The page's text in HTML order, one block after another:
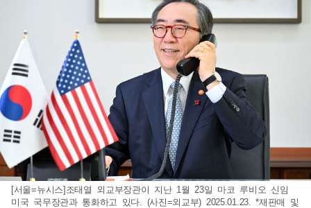
[서울=뉴시스]조태열 외교부장관이 지난 1월 23일 마코 루비오 신임
미국 국무장관과 통화하고 있다. (사진=외교부) 2025.01.23. *재판매 및